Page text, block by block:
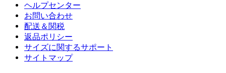
ヘルプセンター
お問い合わせ
配送＆関税
返品ポリシー
サイズに関するサポート
サイトマップ